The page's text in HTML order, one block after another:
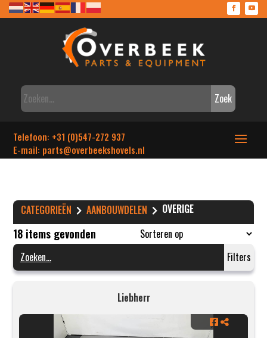
Zoek
Telefoon: +31 (0)547-272 937
E-mail: parts@overbeekshovels.nl
CATEGORIEËN AANBOUWDELEN OVERIGE
18 items gevonden
Filters
Liebherr